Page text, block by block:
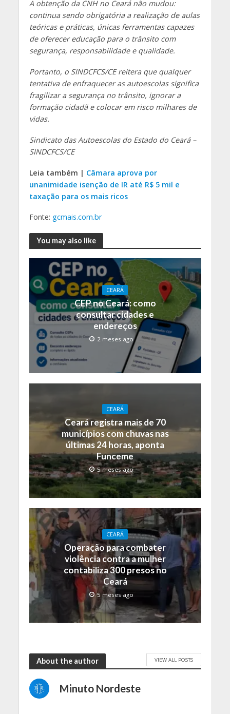
A obtenção da CNH no Ceará não mudou:
continua sendo obrigatória a realização de aulas
teóricas e práticas, únicas ferramentas capazes
de oferecer educação para o trânsito com
segurança, responsabilidade e qualidade.
Portanto, o SINDCFCS/CE reitera que qualquer
tentativa de enfraquecer as autoescolas significa
fragilizar a segurança no trânsito, ignorar a
formação cidadã e colocar em risco milhares de
vidas.
Sindicato das Autoescolas do Estado do Ceará –
SINDCFCS/CE
Leia também | Câmara aprova por
unanimidade isenção de IR até R$ 5 mil e
taxação para os mais ricos
Fonte: gcmais.com.br
You may also like
CEARÁ
CEP no Ceará: como
consultar cidades e
endereços
2 meses ago
CEARÁ
Ceará registra mais de 70
municípios com chuvas nas
últimas 24 horas, aponta
Funceme
5 meses ago
CEARÁ
Operação para combater
violência contra a mulher
contabiliza 300 presos no
Ceará
5 meses ago
About the author VIEW ALL POSTS
Minuto Nordeste